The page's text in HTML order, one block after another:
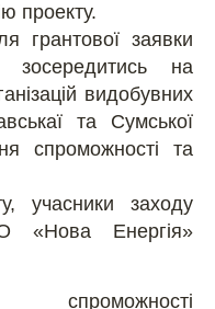
проекту.
грантової заявки
зосередитись на
видобувних
та Сумської
спроможності та
учасники заходу
«Нова Енергія»